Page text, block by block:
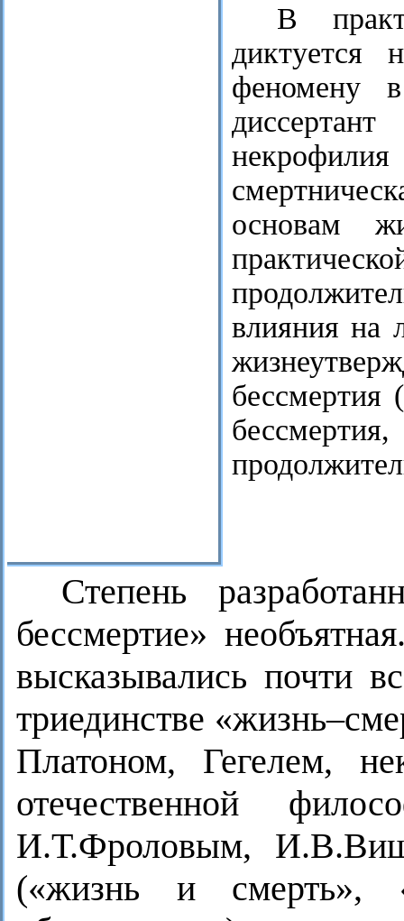
В
диктуется
феномену
основам
влияния на
бессмертия
Степень
бессмертие»
высказывались почти
триединстве
Платоном, Гегелем,
отечественной
И.Т.Фроловым,
(«жизнь и смерть»,